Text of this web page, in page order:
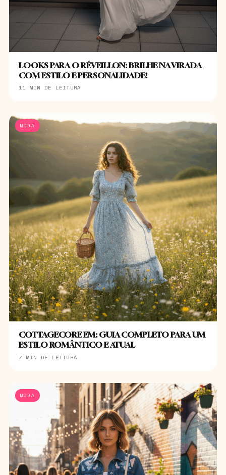
LOOKS PARA O RÉVEILLON: BRILHE NA VIRADA
COM ESTILO E PERSONALIDADE!
11 MIN DE LEITURA
MODA
COTTAGECORE EM: GUIA COMPLETO PARA UM
ESTILO ROMÂNTICO E ATUAL
7 MIN DE LEITURA
MODA